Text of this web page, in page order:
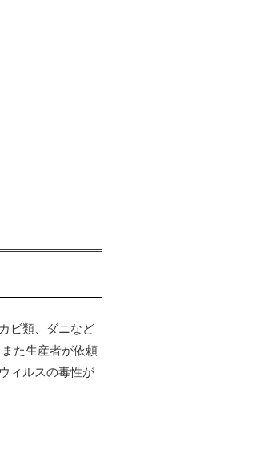
ビ類、ダニなど
た生産者が依頼
ィルスの毒性が